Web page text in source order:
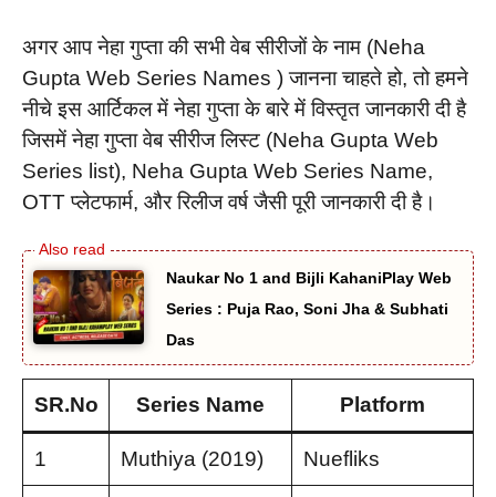
अगर आप नेहा गुप्ता की सभी वेब सीरीजों के नाम (Neha
Gupta Web Series Names ) जानना चाहते हो, तो हमने
नीचे इस आर्टिकल में नेहा गुप्ता के बारे में विस्तृत जानकारी दी है
जिसमें नेहा गुप्ता वेब सीरीज लिस्ट (Neha Gupta Web
Series list), Neha Gupta Web Series Name,
OTT प्लेटफार्म, और रिलीज वर्ष जैसी पूरी जानकारी दी है।
Naukar No 1 and Bijli KahaniPlay Web
Series : Puja Rao, Soni Jha & Subhati
Das
SR.No Series Name Platform
1 Muthiya (2019) Nuefliks